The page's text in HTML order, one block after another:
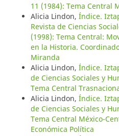
11 (1984): Tema Central
Alicia Lindon, Índice.
Revista de Ciencias
(1998): Tema Central:
en la Historia.
Miranda
Alicia Lindon, Índice.
de Ciencias Sociales y
Tema Central
Alicia Lindon, Índice.
de Ciencias Sociales y
Tema Central México-
Económica Política